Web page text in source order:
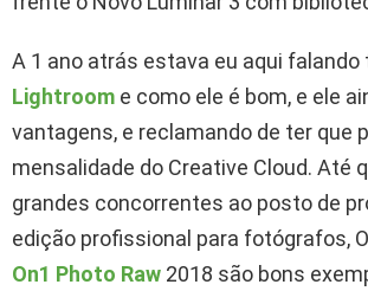
A 1 ano atrás estava eu aqui falando
Lightroom e como ele é bom, e ele
vantagens, e reclamando de ter que
mensalidade do Creative Cloud. Até
grandes concorrentes ao posto de
edição profissional para fotógrafos,
On1 Photo Raw 2018 são bons